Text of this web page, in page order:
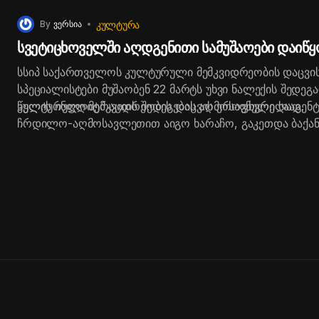
By ვერსია ᲙᲣᲚᲢᲣᲠᲐ
სვეტიცხოველში აღდგენითი სამუშაოები
სსიპ საქართველოს კულტურული მემკვიდრეობის
სპეციალისტები მუშაობენ 22 მარტს უხვი ნალექის
წყლის ინფლიტრაციის შედეგების აღმოსაფხვრელად.
კულტურული მემკვიდრეობის დაცვის ეროვნული
ჩრდილო-აღმოსავლეთით აიგო ხარაჩო, გაკეთდა